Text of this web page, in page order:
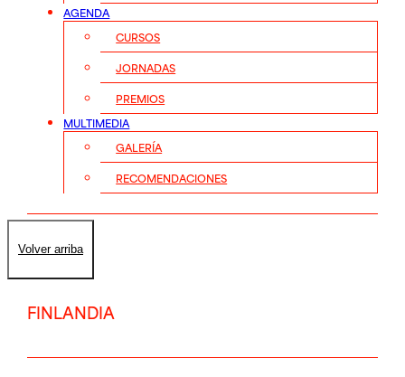
AGENDA
CURSOS
JORNADAS
PREMIOS
MULTIMEDIA
GALERÍA
RECOMENDACIONES
Volver arriba
FINLANDIA